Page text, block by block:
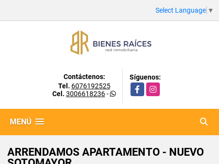
Select Language ▼
Contáctenos:
Tel. 6076192525
Cel. 3006618236-
Síguenos:
FacebookInstagram
MENÚ
ARRENDAMOS APARTAMENTO - NUEVO